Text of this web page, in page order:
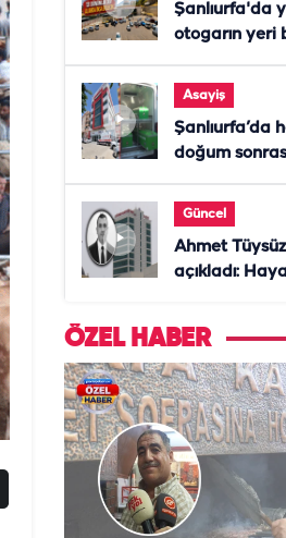
Şanlıurfa'da
otogarın yeri
Asayiş
Şanlıurfa’da
doğum
Güncel
Ahmet
açıkladı:
ÖZEL HABER